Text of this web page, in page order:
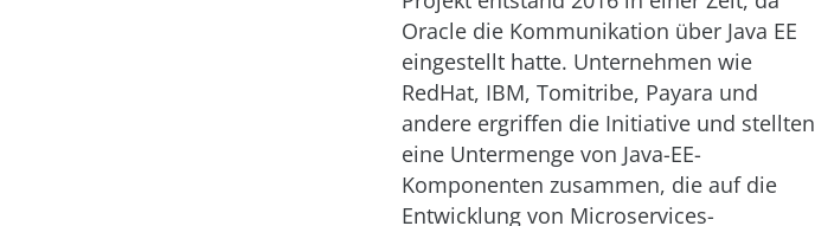
Oracle die Kommunikation über Java EE
eingestellt hatte. Unternehmen wie
RedHat, IBM, Tomitribe, Payara und
andere ergriffen die Initiative und stellten
eine Untermenge von Java-EE-
Komponenten zusammen, die auf die
Entwicklung von Microservices-